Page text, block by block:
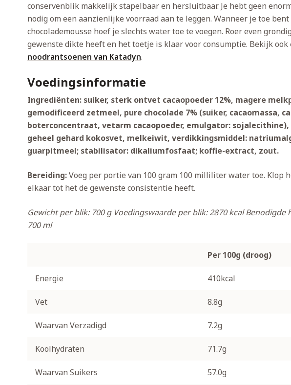
conservenblik makkelijk stapelbaar en hersluitbaar. Je hebt geen
nodig om een aanzienlijke voorraad aan te leggen. Wanneer je toe
chocolademousse hoef je slechts water toe te voegen. Roer even
gewenste dikte heeft en het toetje is klaar voor consumptie. Bekijk ook
noodrantsoenen van Katadyn.
Voedingsinformatie
Ingrediënten: suiker, sterk ontvet cacaopoeder 12%, magere
gemodificeerd zetmeel, pure chocolade 7% (suiker, cacaomassa,
boterconcentraat, vetarm cacaopoeder, emulgator: sojalecithine),
geheel gehard kokosvet, melkeiwit, verdikkingsmiddel:
guarpitmeel; stabilisator: dikaliumfosfaat; koffie-extract, zout.
Bereiding:Voeg per portie van 100 gram 100 milliliter water toe. Klop
elkaar tot het de gewenste consistentie heeft.
Gewicht per blik: 700 gVoedingswaarde per blik: 2870 kcalBenodigde
700 ml
Per 100g (droog)
Energie 410kcal
Vet 8.8g
Waarvan Verzadigd 7.2g
Koolhydraten 71.7g
Waarvan Suikers 57.0g